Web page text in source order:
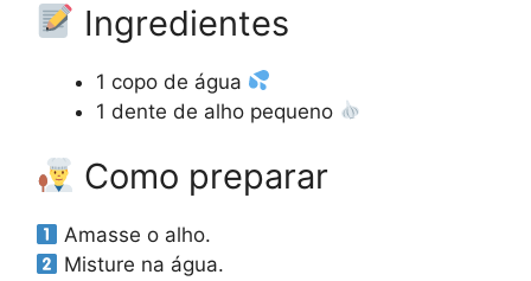
Ingredientes
1 copo de água
1 dente de alho pequeno
Como preparar
Amasse o alho.
Misture na água.